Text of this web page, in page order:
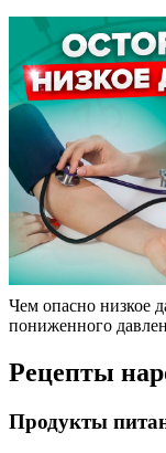
Чем опасно низкое
пониженного
Рецепты
Продукты